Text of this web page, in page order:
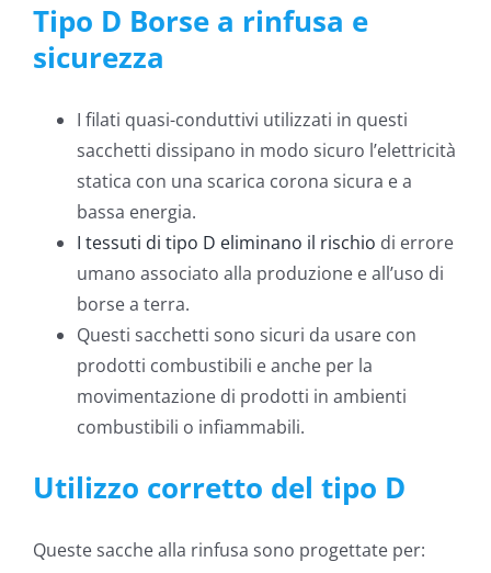
Tipo D Borse a rinfusa e
sicurezza
I filati quasi-conduttivi utilizzati in questi
sacchetti dissipano in modo sicuro l’elettricità
statica con una scarica corona sicura e a
bassa energia.
I tessuti di tipo D eliminano il rischio di errore
umano associato alla produzione e all’uso di
borse a terra.
Questi sacchetti sono sicuri da usare con
prodotti combustibili e anche per la
movimentazione di prodotti in ambienti
combustibili o infiammabili.
Utilizzo corretto del tipo D
Queste sacche alla rinfusa sono progettate per: